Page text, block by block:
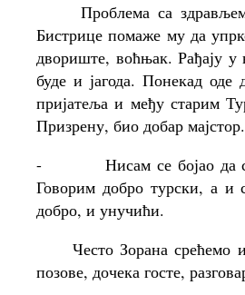
Проблема са здрављем
Бистрице помаже му да
двориште, воћњак. Рађају
буде и јагода. Понекад
пријатеља и међу старим
Призрену, био добар
-
Нисам се бојао
Говорим добро турски, а и
добро, и унучићи.
Често Зорана срећемо и
позове, дочека госте,